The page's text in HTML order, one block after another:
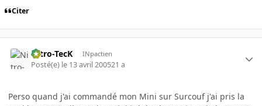
Citer
Nitro-TecK INpactien
Posté(e) le 13 avril 200521 a
Perso quand j'ai commandé mon Mini sur Surcouf j'ai pris la